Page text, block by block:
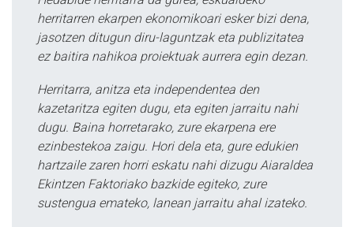
herritarren ekarpen ekonomikoari esker bizi dena,
jasotzen ditugun diru-laguntzak eta publizitatea
ez baitira nahikoa proiektuak aurrera egin dezan.
Herritarra, anitza eta independentea den
kazetaritza egiten dugu, eta egiten jarraitu nahi
dugu. Baina horretarako, zure ekarpena ere
ezinbestekoa zaigu. Hori dela eta, gure edukien
hartzaile zaren horri eskatu nahi dizugu Aiaraldea
Ekintzen Faktoriako bazkide egiteko, zure
sustengua emateko, lanean jarraitu ahal izateko.